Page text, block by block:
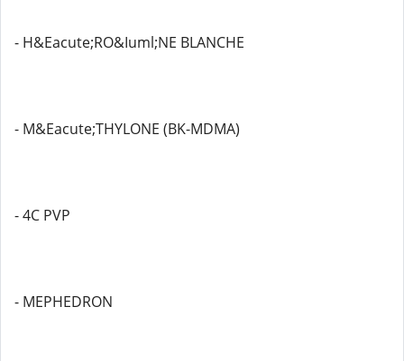
- H&Eacute;RO&Iuml;NE BLANCHE
- M&Eacute;THYLONE (BK-MDMA)
- 4C PVP
- MEPHEDRON